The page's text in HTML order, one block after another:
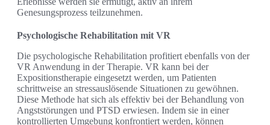
Genesungsprozess teilzunehmen.
Psycho­logische Rehabilitation mit VR
Die psychologische Rehabilitation profitiert ebenfalls von der
VR Anwendung in der Therapie. VR kann bei der
Expositionstherapie eingesetzt werden, um Patienten
schrittweise an stressauslösende Situationen zu gewöhnen.
Diese Methode hat sich als effektiv bei der Behandlung von
Angststörungen und PTSD erwiesen. Indem sie in einer
kontrollierten Umgebung konfrontiert werden, können